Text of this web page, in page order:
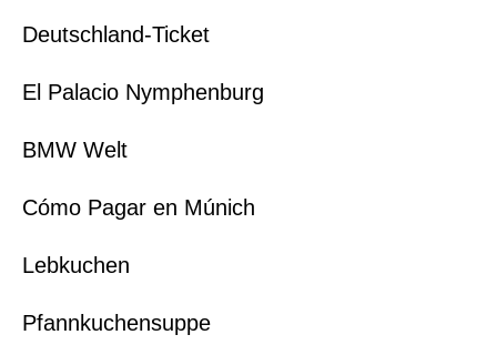
Deutschland-Ticket
El Palacio Nymphenburg
BMW Welt
Cómo Pagar en Múnich
Lebkuchen
Pfannkuchensuppe